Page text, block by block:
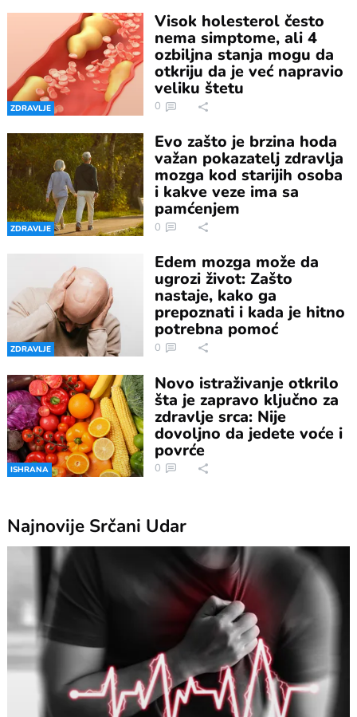
ZDRAVLJE
Visok holesterol često
nema simptome, ali 4
ozbiljna stanja mogu da
otkriju da je već napravio
veliku štetu
0
ZDRAVLJE
Evo zašto je brzina hoda
važan pokazatelj zdravlja
mozga kod starijih osoba
i kakve veze ima sa
pamćenjem
0
ZDRAVLJE
Edem mozga može da
ugrozi život: Zašto
nastaje, kako ga
prepoznati i kada je hitno
potrebna pomoć
0
ISHRANA
Novo istraživanje otkrilo
šta je zapravo ključno za
zdravlje srca: Nije
dovoljno da jedete voće i
povrće
0
Najnovije Srčani Udar